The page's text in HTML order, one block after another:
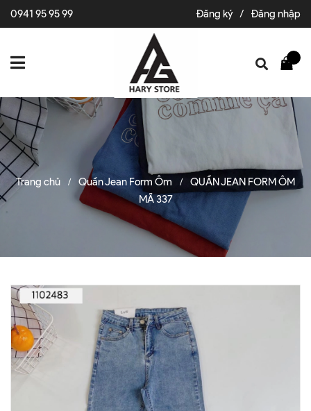
0941 95 95 99 Đăng ký / Đăng nhập
Trang chủ / Quần Jean Form Ôm /
QUẦN JEAN FORM ÔM
MÃ 337